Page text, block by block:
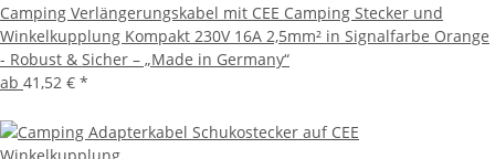
Camping Verlängerungskabel mit CEE Camping Stecker und
Winkelkupplung Kompakt 230V 16A 2,5mm² in Signalfarbe Orange
- Robust & Sicher – „Made in Germany“
ab 41,52 € *